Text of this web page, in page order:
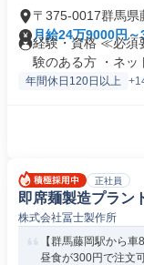
〒375-0017群馬県
月給24万9000円
経験・資格 ≪必須
験のある方 ・ネッ
年間休日120日以上
正社員
即席麺製造プラン
株式会社冨士製作所
【群馬藤岡駅から
昼食が300円で注文